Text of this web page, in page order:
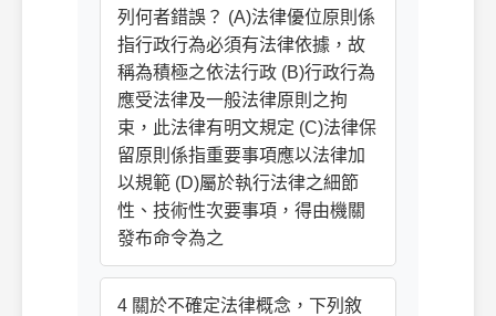
列何者錯誤？ (A)法律優位原則係
指行政行為必須有法律依據，故
稱為積極之依法行政 (B)行政行為
應受法律及一般法律原則之拘
束，此法律有明文規定 (C)法律保
留原則係指重要事項應以法律加
以規範 (D)屬於執行法律之細節
性、技術性次要事項，得由機關
發布命令為之
4 關於不確定法律概念，下列敘